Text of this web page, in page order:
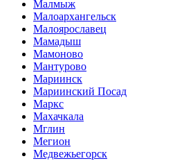
Малмыж
Малоархангельск
Малоярославец
Мамадыш
Мамоново
Мантурово
Мариинск
Мариинский Посад
Маркс
Махачкала
Мглин
Мегион
Медвежьегорск